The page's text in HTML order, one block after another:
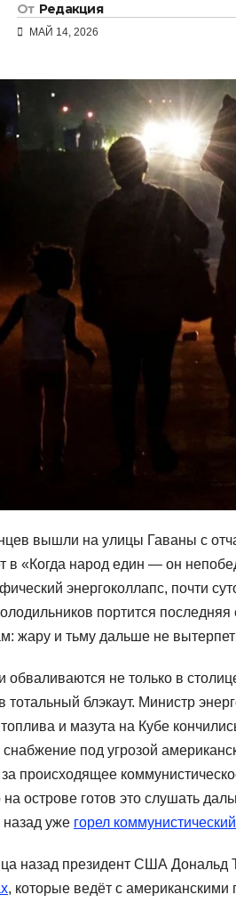
От Редакция
МАЙ 14, 2026
вышли на улицы Гаваны с
в «Когда народ един — он
энергоколлапс, почти
портится
жару и тьму дальше не
обваливаются не только в
тотальный блэкаут. Министр
топлива и мазута на Кубе
снабжение под угрозой
происходящее
на острове готов это слушать
уже горел
назад президент США Дональд
, которые ведёт с